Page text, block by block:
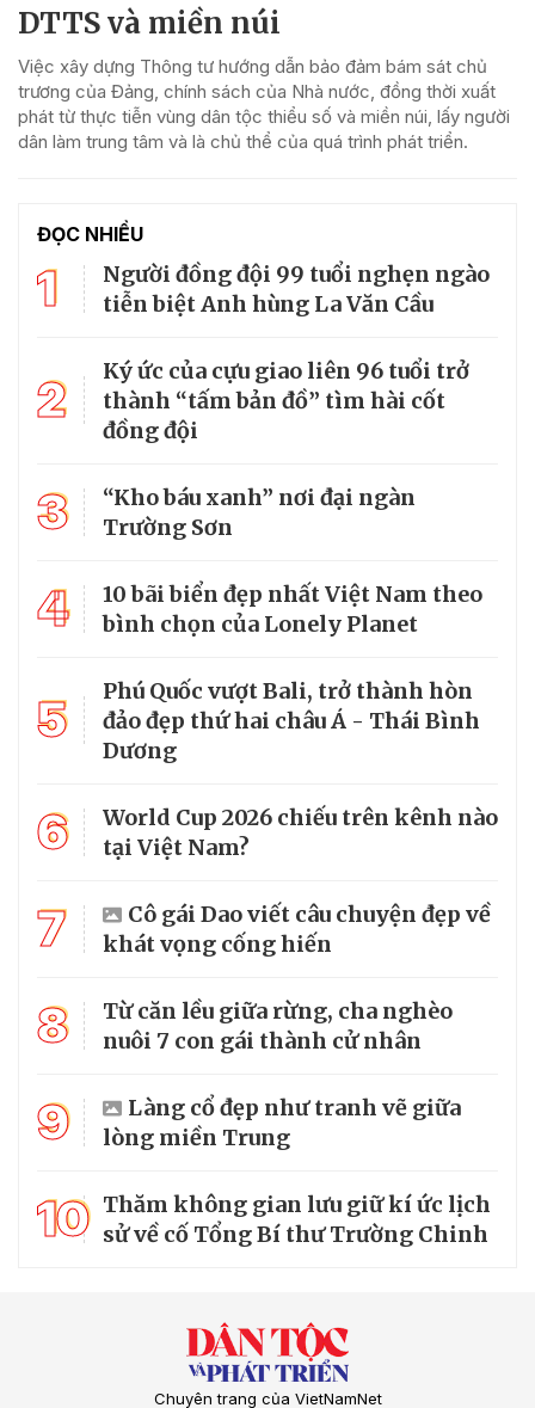
DTTS và miền núi
Việc xây dựng Thông tư hướng dẫn bảo đảm bám sát chủ
trương của Đảng, chính sách của Nhà nước, đồng thời xuất
phát từ thực tiễn vùng dân tộc thiểu số và miền núi, lấy người
dân làm trung tâm và là chủ thể của quá trình phát triển.
ĐỌC NHIỀU
1
Người đồng đội 99 tuổi nghẹn ngào
tiễn biệt Anh hùng La Văn Cầu
2
Ký ức của cựu giao liên 96 tuổi trở
thành “tấm bản đồ” tìm hài cốt
đồng đội
3
“Kho báu xanh” nơi đại ngàn
Trường Sơn
4
10 bãi biển đẹp nhất Việt Nam theo
bình chọn của Lonely Planet
5
Phú Quốc vượt Bali, trở thành hòn
đảo đẹp thứ hai châu Á - Thái Bình
Dương
6
World Cup 2026 chiếu trên kênh nào
tại Việt Nam?
7
Cô gái Dao viết câu chuyện đẹp về
khát vọng cống hiến
8
Từ căn lều giữa rừng, cha nghèo
nuôi 7 con gái thành cử nhân
9
Làng cổ đẹp như tranh vẽ giữa
lòng miền Trung
10 Thăm không gian lưu giữ kí ức lịch
sử về cố Tổng Bí thư Trường Chinh
Chuyên trang của VietNamNet